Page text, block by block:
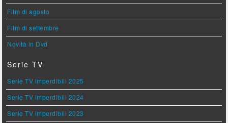
Film di agosto
Film di settembre
Novità in Dvd
Serie TV
Serie TV imperdibili 2025
Serie TV imperdibili 2024
Serie TV imperdibili 2023